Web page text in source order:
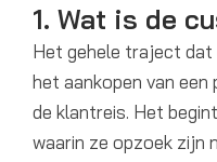
1. Wat is de
Het gehele traject
het aankopen van
de klantreis. Het
waarin ze opzoek zijn